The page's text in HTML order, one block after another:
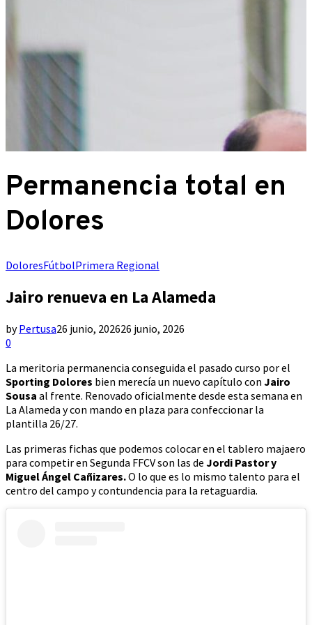
Permanencia total en
Dolores
DoloresFútbolPrimera Regional
Jairo renueva en La Alameda
byPertusa26 junio, 202626 junio, 2026
0
La meritoria permanencia conseguida el pasado curso por el
Sporting Dolores bien merecía un nuevo capítulo con Jairo
Sousa al frente. Renovado oficialmente desde esta semana en
La Alameda y con mando en plaza para confeccionar la
plantilla 26/27.
Las primeras fichas que podemos colocar en el tablero majaero
para competir en Segunda FFCV son las de Jordi Pastor y
Miguel Ángel Cañizares.O lo que es lo mismo talento para el
centro del campo y contundencia para la retaguardia.